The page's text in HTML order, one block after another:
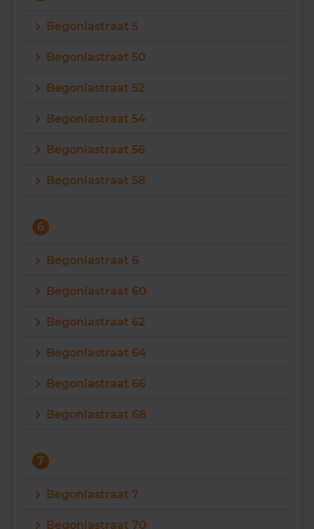
Begoniastraat 5
Begoniastraat 50
Begoniastraat 52
Begoniastraat 54
Begoniastraat 56
Begoniastraat 58
6
Begoniastraat 6
Begoniastraat 60
Begoniastraat 62
Begoniastraat 64
Begoniastraat 66
Begoniastraat 68
7
Begoniastraat 7
Begoniastraat 70